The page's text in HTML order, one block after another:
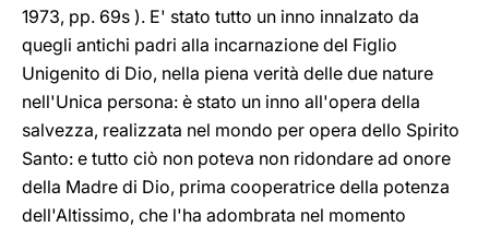
1973, pp. 69s ). E' stato tutto un inno innalzato da
quegli antichi padri alla incarnazione del Figlio
Unigenito di Dio, nella piena verità delle due nature
nell'Unica persona: è stato un inno all'opera della
salvezza, realizzata nel mondo per opera dello Spirito
Santo: e tutto ciò non poteva non ridondare ad onore
della Madre di Dio, prima cooperatrice della potenza
dell'Altissimo, che l'ha adombrata nel momento